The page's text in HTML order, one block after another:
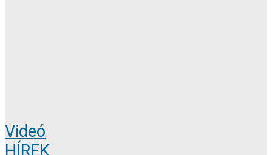
Videó
HÍREK